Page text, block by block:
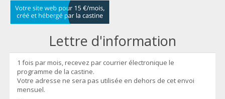
Lettre d'information
1 fois par mois, recevez par courrier électronique le
programme de la castine.
Votre adresse ne sera pas utilisée en dehors de cet envoi
mensuel.